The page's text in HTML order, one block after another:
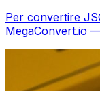
Per convertire
MegaConvert.io